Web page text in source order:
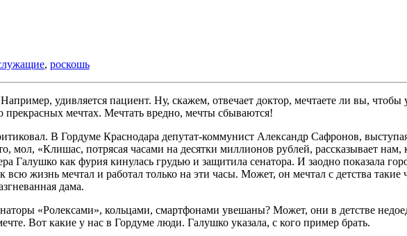
, роскошь
удивляется пациент. Ну, скажем, отвечает доктор, мечтаете ли вы,
мечтах. Мечтать вредно, мечты сбываются!
В Гордуме Краснодара депутат-коммунист Александр Сафронов,
мол, «Клишас, потрясая часами на десятки миллионов рублей, рассказывает нам,
Галушко как фурия кинулась грудью и защитила сенатора. И заодно показала
жизнь мечтал и работал только на эти часы. Может, он мечтал с детства такие
дама.
«Ролексами», кольцами, смартфонами увешаны? Может, они в детстве
Вот какие у нас в Гордуме люди. Галушко указала, с кого пример брать.